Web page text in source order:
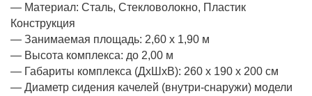
— Материал: Сталь, Стекловолокно, Пластик
Конструкция
— Занимаемая площадь: 2,60 х 1,90 м
— Высота комплекса: до 2,00 м
— Габариты комплекса (ДхШхВ): 260 х 190 х 200 см
— Диаметр сидения качелей (внутри-снаружи) модели